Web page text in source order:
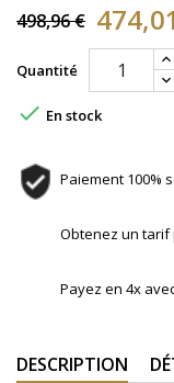
498,96 €
Quantité
 En stock
Paiement 100%
Obtenez un tarif
Payez en 4x
DESCRIPTION